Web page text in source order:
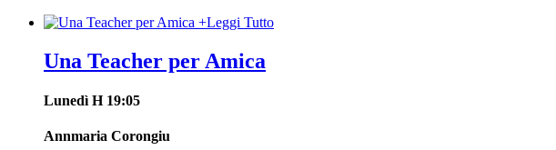
+Leggi Tutto
Una Teacher per Amica
Lunedì H 19:05
Annmaria Corongiu